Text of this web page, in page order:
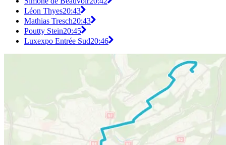
Léon Thyes20:43
Mathias Tresch20:43
Poutty Stein20:45
Luxexpo Entrée Sud20:46